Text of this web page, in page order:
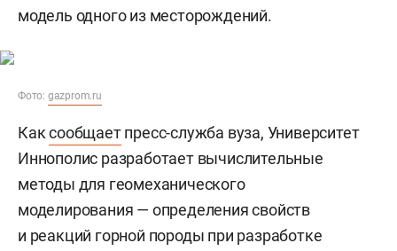
модель одного из месторождений.
Фото: gazprom.ru
Каксообщаетпресс-служба вуза, Университет
Иннополис разработает вычислительные
методы для геомеханического
моделирования — определения свойств
и реакций горной породы при разработке